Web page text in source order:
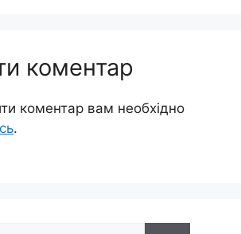
коментар
коментар вам необхідно
.